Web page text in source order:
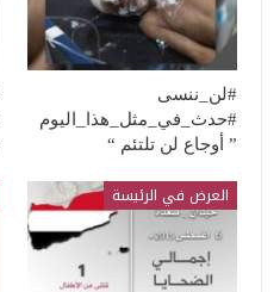
#لن_ننسى
#حدث_في_مثل_هذا_اليوم
” أوجاع لن تلتئم “
العرض في الرئيسة